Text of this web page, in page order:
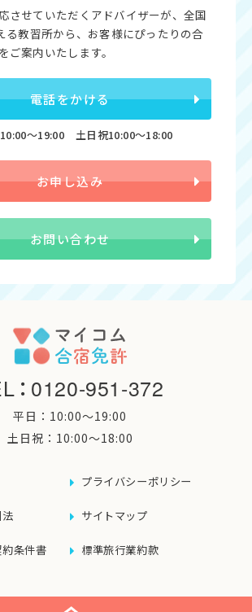
させていただくアドバイザーが、全国
る教習所から、お客様にぴったりの合
ご案内いたします。
電話をかける
〜19:00 土日祝10:00〜18:00
お申し込み
お問い合わせ
：0120-951-372
平日：10:00〜19:00
土日祝：10:00〜18:00
プライバシーポリシー
サイトマップ
条件書 標準旅行業約款